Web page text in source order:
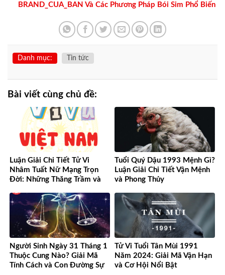
BRAND_CUA_BAN Và Các Phương Pháp Bói Sim Phổ Biến
Danh mục: Tin tức
Bài viết cùng chủ đề:
Luận Giải Chi Tiết Tử Vi
Nhâm Tuất Nữ Mạng Trọn
Đời: Những Thăng Trầm và
Tuổi Quý Dậu 1993 Mệnh Gì?
Luận Giải Chi Tiết Vận Mệnh
và Phong Thủy
Người Sinh Ngày 31 Tháng 1
Thuộc Cung Nào? Giải Mã
Tính Cách và Con Đường Sự
Tử Vi Tuổi Tân Mùi 1991
Năm 2024: Giải Mã Vận Hạn
và Cơ Hội Nổi Bật